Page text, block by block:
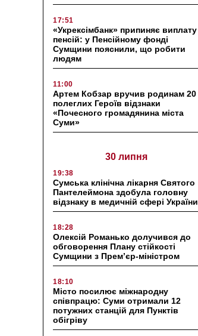
17:51
«Укрексімбанк» припиняє виплату
пенсій: у Пенсійному фонді
Сумщини пояснили, що робити
людям
11:00
Артем Кобзар вручив родинам 20
полеглих Героїв відзнаки
«Почесного громадянина міста
Суми»
30 липня
19:38
Сумська клінічна лікарня Святого
Пантелеймона здобула головну
відзнаку в медичній сфері України
18:28
Олексій Романько долучився до
обговорення Плану стійкості
Сумщини з Прем’єр-міністром
18:10
Місто посилює міжнародну
співпрацю: Суми отримали 12
потужних станцій для Пунктів
обігріву